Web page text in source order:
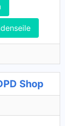
Shop